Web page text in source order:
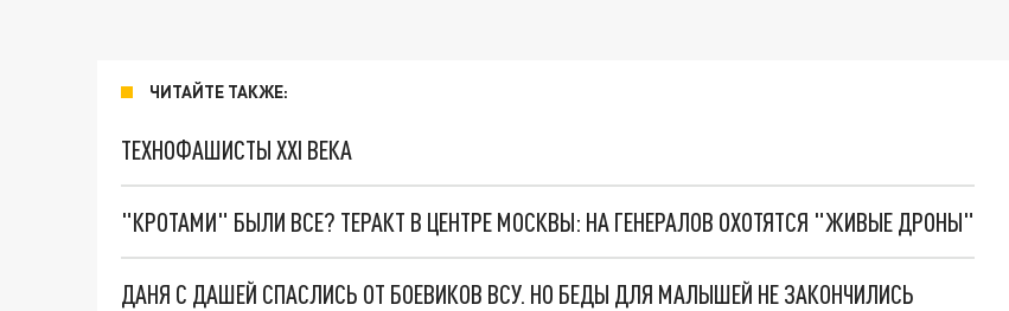
ЧИТАЙТЕ ТАКЖЕ:
ТЕХНОФАШИСТЫ XXI ВЕКА
"КРОТАМИ" БЫЛИ ВСЕ? ТЕРАКТ В ЦЕНТРЕ МОСКВЫ: НА ГЕНЕРАЛОВ ОХОТЯТСЯ "ЖИВЫЕ ДРОНЫ"
ДАНЯ С ДАШЕЙ СПАСЛИСЬ ОТ БОЕВИКОВ ВСУ. НО БЕДЫ ДЛЯ МАЛЫШЕЙ НЕ ЗАКОНЧИЛИСЬ